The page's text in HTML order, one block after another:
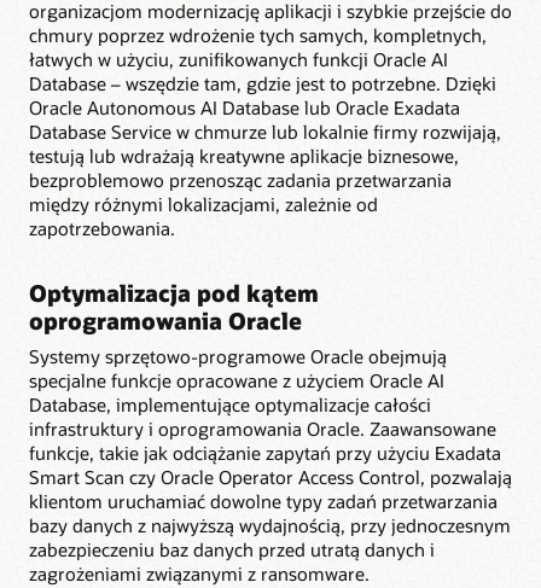
organizacjom modernizację aplikacji i szybkie przejście do
chmury poprzez wdrożenie tych samych, kompletnych,
łatwych w użyciu, zunifikowanych funkcji Oracle AI
Database – wszędzie tam, gdzie jest to potrzebne. Dzięki
Oracle Autonomous AI Database lub Oracle Exadata
Database Service w chmurze lub lokalnie firmy rozwijają,
testują lub wdrażają kreatywne aplikacje biznesowe,
bezproblemowo przenosząc zadania przetwarzania
między różnymi lokalizacjami, zależnie od
zapotrzebowania.
Optymalizacja pod kątem
oprogramowania Oracle
Systemy sprzętowo-programowe Oracle obejmują
specjalne funkcje opracowane z użyciem Oracle AI
Database, implementujące optymalizacje całości
infrastruktury i oprogramowania Oracle. Zaawansowane
funkcje, takie jak odciążanie zapytań przy użyciu Exadata
Smart Scan czy Oracle Operator Access Control, pozwalają
klientom uruchamiać dowolne typy zadań przetwarzania
bazy danych z najwyższą wydajnością, przy jednoczesnym
zabezpieczeniu baz danych przed utratą danych i
zagrożeniami związanymi z ransomware.